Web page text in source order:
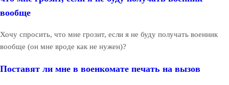
вообще
Хочу спросить, что мне грозит, если я не буду получать военник
вообще (он мне вроде как не нужен)?
Поставят ли мне в военкомате печать на вызов